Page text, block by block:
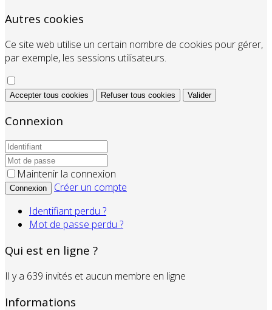
Autres cookies
Ce site web utilise un certain nombre de cookies pour gérer,
par exemple, les sessions utilisateurs.
Accepter tous cookies Refuser tous cookies Valider
Connexion
Maintenir la connexion
Connexion
Créer un compte
Identifiant perdu ?
Mot de passe perdu ?
Qui est en ligne ?
Il y a 639 invités et aucun membre en ligne
Informations